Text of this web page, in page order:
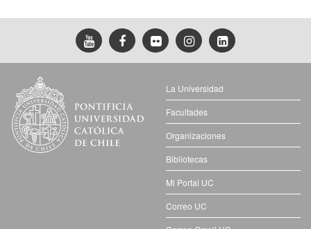
La Universidad
Facultades
Organizaciones
Bibliotecas
Mi Portal UC
Correo UC